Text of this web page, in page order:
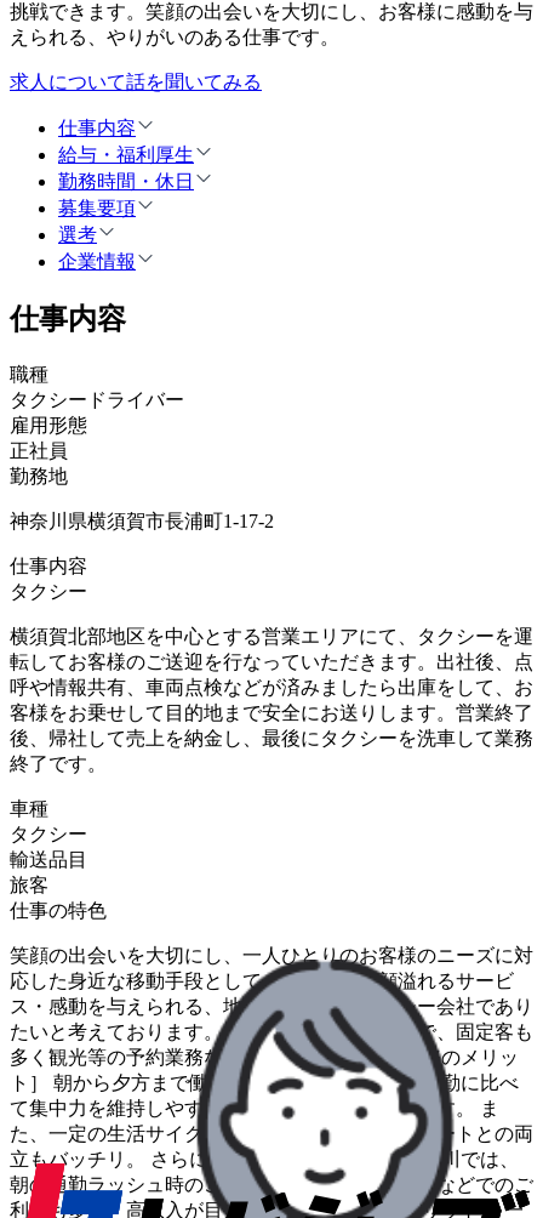
挑戦できます。笑顔の出会いを大切にし、お客様に感動を与
えられる、やりがいのある仕事です。
求人について話を聞いてみる
仕事内容
給与・福利厚生
勤務時間・休日
募集要項
選考
企業情報
仕事内容
職種
タクシードライバー
雇用形態
正社員
勤務地
神奈川県横須賀市長浦町1-17-2
仕事内容
タクシー
横須賀北部地区を中心とする営業エリアにて、タクシーを運
転してお客様のご送迎を行なっていただきます。出社後、点
呼や情報共有、車両点検などが済みましたら出庫をして、お
客様をお乗せして目的地まで安全にお送りします。営業終了
後、帰社して売上を納金し、最後にタクシーを洗車して業務
終了です。
車種
タクシー
輸送品目
旅客
仕事の特色
笑顔の出会いを大切にし、一人ひとりのお客様のニーズに対
応した身近な移動手段として、お客様の笑顔溢れるサービ
ス・感動を与えられる、地域に愛されるタクシー会社であり
たいと考えております。自社無線での配車なので、固定客も
多く観光等の予約業務などが多いです。 ［日勤務のメリッ
ト］ 朝から夕方まで働く日勤は、深夜帯に働く夜勤に比べ
て集中力を維持しやすいことが大きなメリットです。 ま
た、一定の生活サイクルを送れるので、プライベートとの両
立もバッチリ。 さらに、人口や観光客の多い神奈川では、
朝の通勤ラッシュ時のご利用や昼間の通院、観光などでのご
利用も多く、高収入が目指せます。 ［夜勤のメリット］ 一